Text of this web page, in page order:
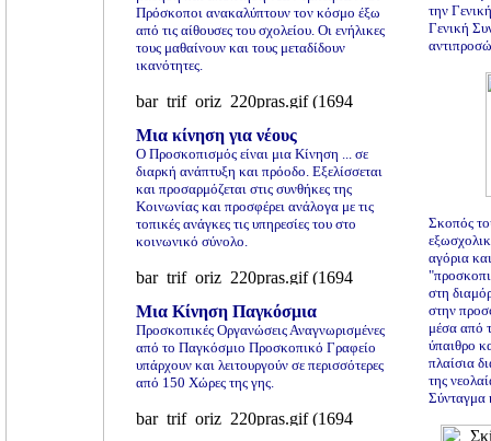
Πρόσκοποι ανακαλύπτουν τον κόσμο έξω
από τις αίθουσες του σχολείου. Οι ενήλικες
τους μαθαίνουν και τους μεταδίδουν
ικανότητες.
Mια κίνηση για νέους
Ο Προσκοπισμός είναι μια Κίνηση ... σε
διαρκή ανάπτυξη και πρόοδο. Εξελίσσεται
και προσαρμόζεται στις συνθήκες της
Κοινωνίας και προσφέρει ανάλογα με τις
τοπικές ανάγκες τις υπηρεσίες του στο
κοινωνικό σύνολο.
Μια Κίνηση Παγκόσμια
Προσκοπικές Οργανώσεις Αναγνωρισμένες
από το Παγκόσμιο Προσκοπικό Γραφείο
υπάρχουν και λειτουργούν σε περισσότερες
από 150 Χώρες της γης.
την
Γενική
Σκοπός
αγόρια
στη
στην
μέσα από
ύπαιθρο
πλαίσια
της
Σύνταγμα